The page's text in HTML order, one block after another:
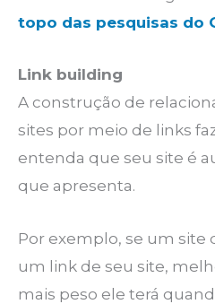
topo das pesquisas do
Link building
A construção de
sites por meio de links
entenda que seu site é
que apresenta.
Por exemplo, se um site
um link de seu site,
mais peso ele terá